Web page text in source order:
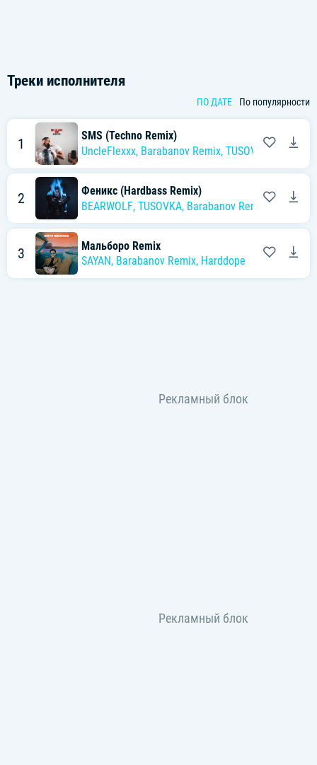
Треки исполнителя
ПО ДАТЕ По популярности
1
SMS (Techno Remix)
UncleFlexxx, Barabanov Remix, TUSOVKA
2
Феникс (Hardbass Remix)
BEARWOLF, TUSOVKA, Barabanov Remix
3
Мальборо Remix
SAYAN, Barabanov Remix, Harddope